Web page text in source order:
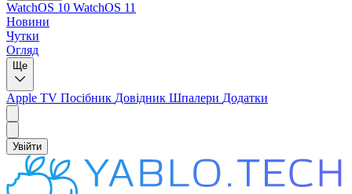
WatchOS 10 WatchOS 11
Новини
Чутки
Огляд
Ще
Apple TV Посібник Довідник Шпалери Додатки
Увійти